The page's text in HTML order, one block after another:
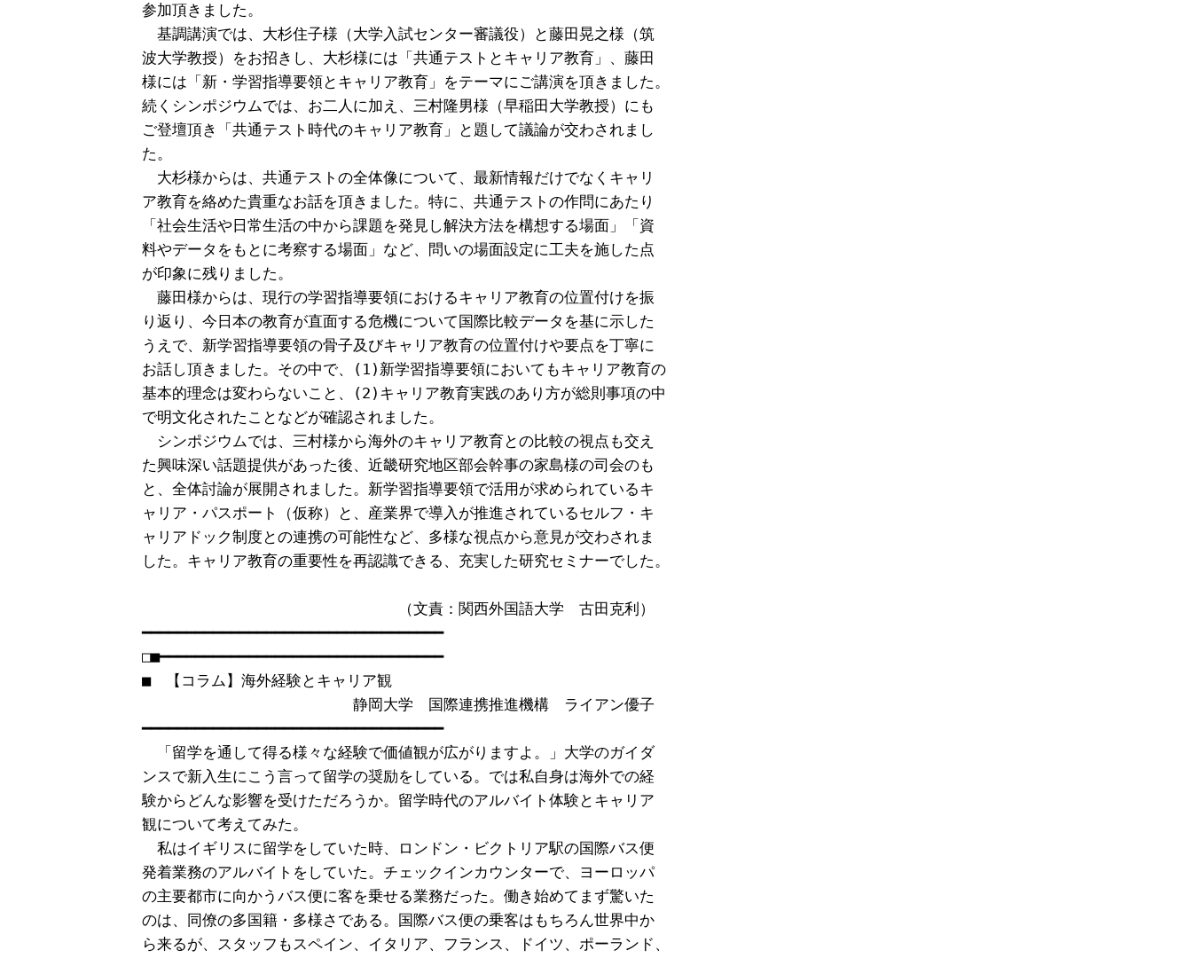
参加頂きました。
基調講演では、大杉住子様（大学入試センター審議役）と藤田晃之様（筑
波大学教授）をお招きし、大杉様には「共通テストとキャリア教育」、藤田
様には「新・学習指導要領とキャリア教育」をテーマにご講演を頂きました。
続くシンポジウムでは、お二人に加え、三村隆男様（早稲田大学教授）にも
ご登壇頂き「共通テスト時代のキャリア教育」と題して議論が交わされまし
た。
大杉様からは、共通テストの全体像について、最新情報だけでなくキャリ
ア教育を絡めた貴重なお話を頂きました。特に、共通テストの作問にあたり
「社会生活や日常生活の中から課題を発見し解決方法を構想する場面」「資
料やデータをもとに考察する場面」など、問いの場面設定に工夫を施した点
が印象に残りました。
藤田様からは、現行の学習指導要領におけるキャリア教育の位置付けを振
り返り、今日本の教育が直面する危機について国際比較データを基に示した
うえで、新学習指導要領の骨子及びキャリア教育の位置付けや要点を丁寧に
お話し頂きました。その中で、(1)新学習指導要領においてもキャリア教育の
基本的理念は変わらないこと、(2)キャリア教育実践のあり方が総則事項の中
で明文化されたことなどが確認されました。
シンポジウムでは、三村様から海外のキャリア教育との比較の視点も交え
た興味深い話題提供があった後、近畿研究地区部会幹事の家島様の司会のも
と、全体討論が展開されました。新学習指導要領で活用が求められているキ
ャリア・パスポート（仮称）と、産業界で導入が推進されているセルフ・キ
ャリアドック制度との連携の可能性など、多様な視点から意見が交わされま
した。キャリア教育の重要性を再認識できる、充実した研究セミナーでした。
（文責：関西外国語大学　古田克利）
□■━━━━━━━━━━━━━━━━━━━━━━━━━━━━━━━━
■　【コラム】海外経験とキャリア観
静岡大学　国際連携推進機構　ライアン優子
━━━━━━━━━━━━━━━━━━━━━━━━━━━━━━━━━━
「留学を通して得る様々な経験で価値観が広がりますよ。」大学のガイダ
ンスで新入生にこう言って留学の奨励をしている。では私自身は海外での経
験からどんな影響を受けただろうか。留学時代のアルバイト体験とキャリア
観について考えてみた。
私はイギリスに留学をしていた時、ロンドン・ビクトリア駅の国際バス便
発着業務のアルバイトをしていた。チェックインカウンターで、ヨーロッパ
の主要都市に向かうバス便に客を乗せる業務だった。働き始めてまず驚いた
のは、同僚の多国籍・多様さである。国際バス便の乗客はもちろん世界中か
ら来るが、スタッフもスペイン、イタリア、フランス、ドイツ、ポーランド、